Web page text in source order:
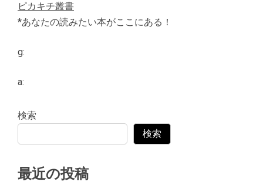
ピカキチ叢書
*あなたの読みたい本がここにある！
g:
a:
検索
検索
最近の投稿